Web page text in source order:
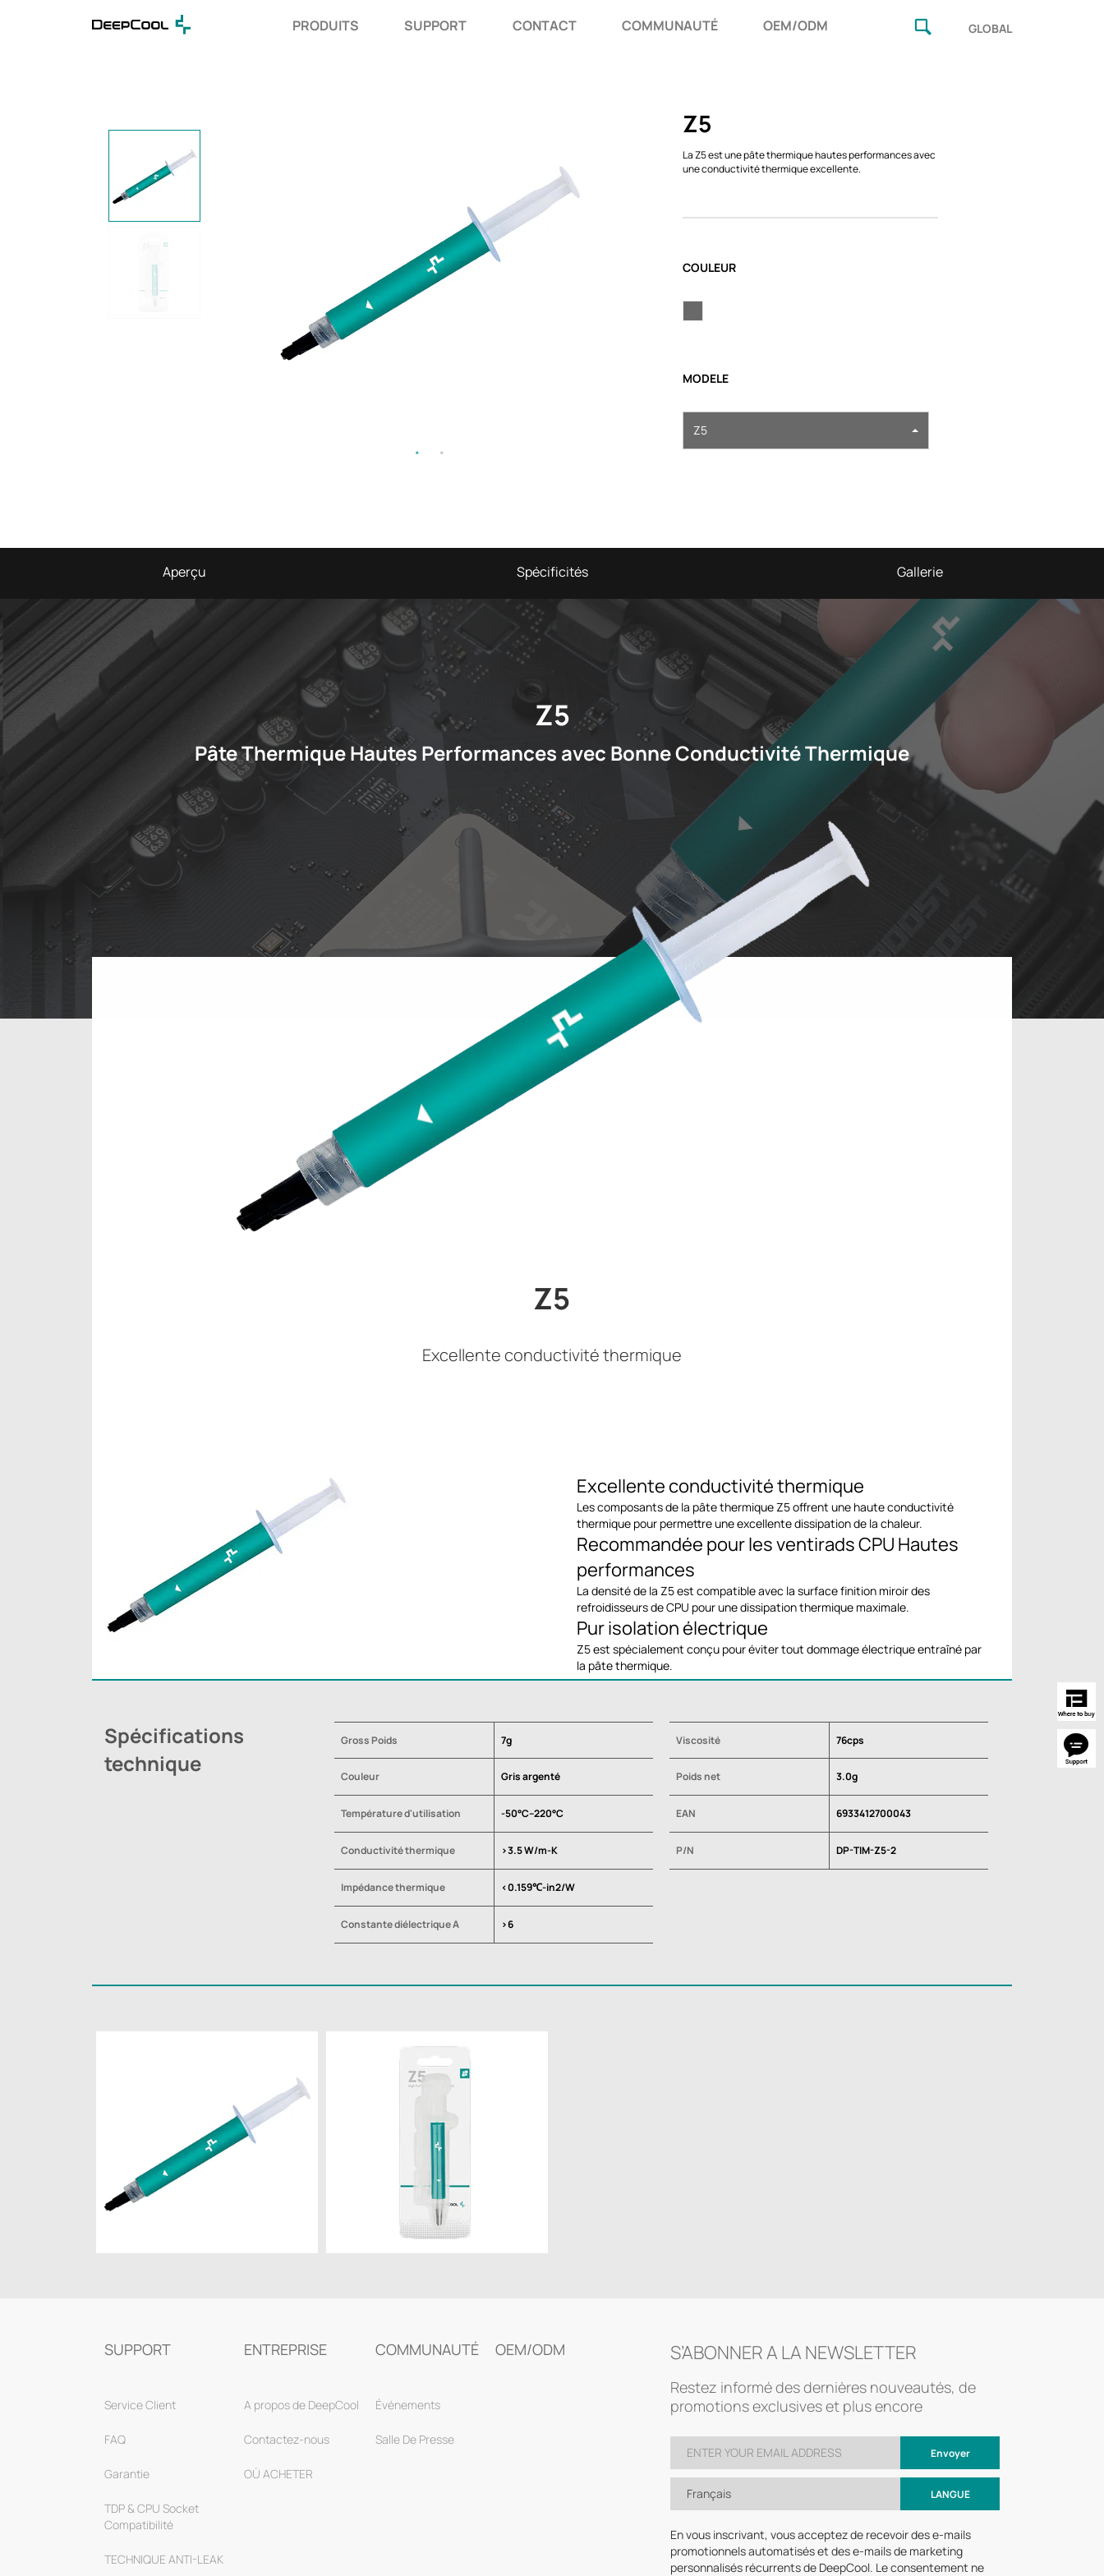
PRODUITS SUPPORT CONTACT COMMUNAUTÉ OEM/ODM GLOBAL
Z5
La Z5 est une pâte thermique hautes performances avec
une conductivité thermique excellente.
COULEUR
MODELE
Z5
Aperçu Spécificités Gallerie
Z5
Pâte Thermique Hautes Performances avec Bonne Conductivité Thermique
Z5
Excellente conductivité thermique
Excellente conductivité thermique
Les composants de la pâte thermique Z5 offrent une haute conductivité
thermique pour permettre une excellente dissipation de la chaleur.
Recommandée pour les ventirads CPU Hautes
performances
La densité de la Z5 est compatible avec la surface finition miroir des
refroidisseurs de CPU pour une dissipation thermique maximale.
Pur isolation électrique
Z5 est spécialement conçu pour éviter tout dommage électrique entraîné par
la pâte thermique.
Spécifications
technique
Gross Poids 7g
Couleur Gris argenté
Température d'utilisation -50°C--220°C
Conductivité thermique >3.5 W/m-K
Impédance thermique <0.159℃-in2/W
Constante diélectrique A >6
Viscosité 76cps
Poids net 3.0g
EAN 6933412700043
P/N DP-TIM-Z5-2
SUPPORT
Service Client
FAQ
Garantie
TDP & CPU Socket
Compatibilité
TECHNIQUE ANTI-LEAK
ENTREPRISE
A propos de DeepCool
Contactez-nous
OÙ ACHETER
COMMUNAUTÉ
Événements
Salle De Presse
OEM/ODM S’ABONNER A LA NEWSLETTER
Restez informé des dernières nouveautés, de
promotions exclusives et plus encore
Envoyer
Français LANGUE
En vous inscrivant, vous acceptez de recevoir des e-mails
promotionnels automatisés et des e-mails de marketing
personnalisés récurrents de DeepCool. Le consentement ne